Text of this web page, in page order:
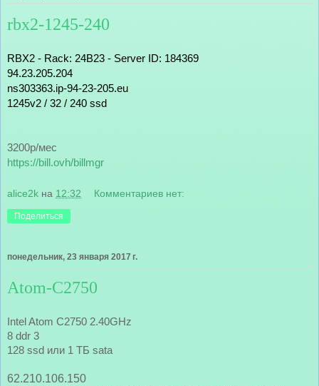
rbx2-1245-240
RBX2 - Rack: 24B23 - Server ID: 184369
94.23.205.204
ns303363.ip-94-23-205.eu
1245v2 / 32 / 240 ssd
3200р/мес
https://bill.ovh/billmgr
alice2k на 12:32 Комментариев нет:
Поделиться
понедельник, 23 января 2017 г.
Atom-C2750
Intel Atom C2750 2.40GHz
8 ddr 3
128 ssd или 1 ТБ sata
62.210.106.150